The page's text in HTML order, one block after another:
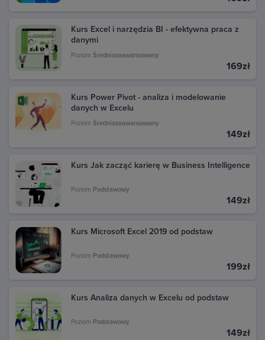
Kurs Excel i narzędzia BI - efektywna praca z
danymi
Poziom Średniozaawansowany
169zł
Kurs Power Pivot - analiza i modelowanie
danych w Excelu
Poziom Średniozaawansowany
149zł
Kurs Jak zacząć karierę w Business Intelligence
Poziom Podstawowy
149zł
Kurs Microsoft Excel 2019 od podstaw
Poziom Podstawowy
199zł
Kurs Analiza danych w Excelu od podstaw
Poziom Podstawowy
149zł